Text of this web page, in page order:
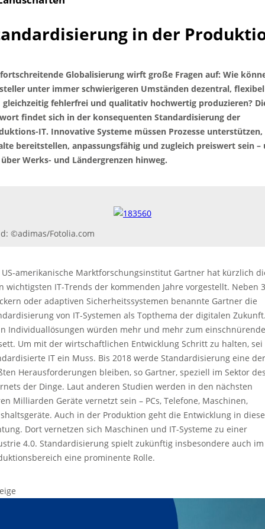
in der
Globalisierung wirft große Fragen auf: Wie
unter immer schwierigeren Umständen dezentral, flexibel
gleichzeitig fehlerfrei und qualitativ hochwertig produzieren?
findet sich in der konsequenten Standardisierung der
IT. Innovative Systeme müssen Prozesse unterstützen,
bereitstellen, anpassungsfähig und zugleich preiswert sein –
Werks- und Ländergrenzen hinweg.
©adimas/Fotolia.com
US-amerikanische Marktforschungsinstitut Gartner hat kürzlich
wichtigsten IT-Trends der kommenden Jahre vorgestellt. Neben
oder adaptiven Sicherheitssystemen benannte Gartner die
von IT-Systemen als Topthema der digitalen
Individuallösungen würden mehr und mehr zum
Um mit der wirtschaftlichen Entwicklung Schritt zu halten, sei
IT ein Muss. Bis 2018 werde Standardisierung eine der
Herausforderungen bleiben, so Gartner, speziell im Sektor
der Dinge. Laut anderen Studien werden in den nächsten
Milliarden Geräte vernetzt sein – PCs, Telefone, Maschinen,
Auch in der Produktion geht die Entwicklung in diese
Dort vernetzen sich Maschinen und IT-Systeme zu einer
4.0. Standardisierung spielt zukünftig insbesondere auch im
eine prominente Rolle.